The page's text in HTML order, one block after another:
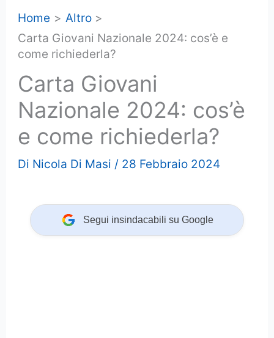
Home
Altro
Carta Giovani Nazionale 2024: cos’è e
come richiederla?
Carta Giovani
Nazionale 2024: cos’è
e come richiederla?
Di Nicola Di Masi / 28 Febbraio 2024
Segui insindacabili su Google